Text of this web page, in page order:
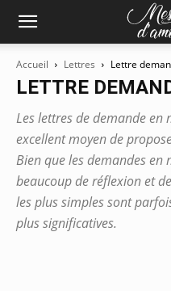
Accueil Lettres Lettre
LETTRE
Les lettres de demande en
excellent moyen de
Bien que les demandes en
beaucoup de réflexion et
les plus simples sont
plus significatives.